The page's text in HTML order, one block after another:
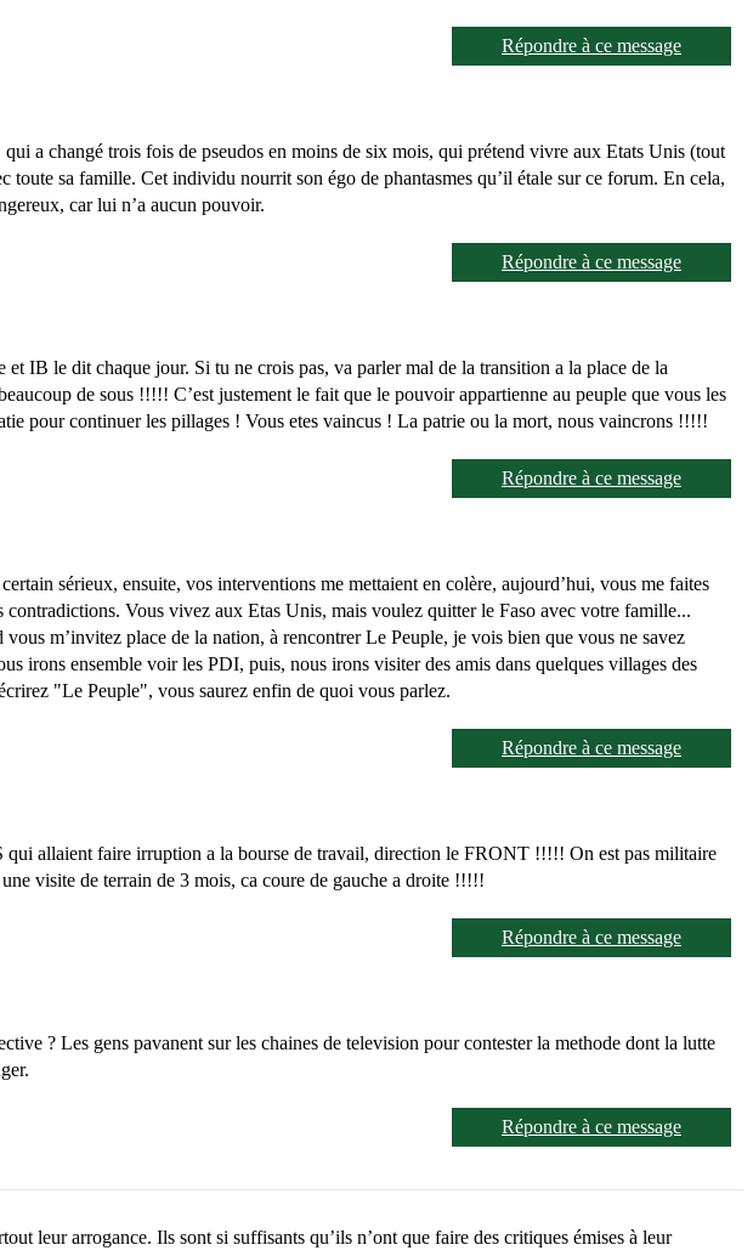
Répondre à ce message
a changé trois fois de pseudos en moins de six mois, qui prétend vivre aux Etats Unis (tout
sa famille. Cet individu nourrit son égo de phantasmes qu’il étale sur ce forum. En cela,
car lui n’a aucun pouvoir.
Répondre à ce message
IB le dit chaque jour. Si tu ne crois pas, va parler mal de la transition a la place de la
de sous !!!!! C’est justement le fait que le pouvoir appartienne au peuple que vous les
pour continuer les pillages ! Vous etes vaincus ! La patrie ou la mort, nous vaincrons !!!!!
Répondre à ce message
sérieux, ensuite, vos interventions me mettaient en colère, aujourd’hui, vous me faites
contradictions. Vous vivez aux Etas Unis, mais voulez quitter le Faso avec votre famille...
m’invitez place de la nation, à rencontrer Le Peuple, je vois bien que vous ne savez
irons ensemble voir les PDI, puis, nous irons visiter des amis dans quelques villages des
"Le Peuple", vous saurez enfin de quoi vous parlez.
Répondre à ce message
allaient faire irruption a la bourse de travail, direction le FRONT !!!!! On est pas militaire
visite de terrain de 3 mois, ca coure de gauche a droite !!!!!
Répondre à ce message
? Les gens pavanent sur les chaines de television pour contester la methode dont la lutte
Répondre à ce message
leur arrogance. Ils sont si suffisants qu’ils n’ont que faire des critiques émises à leur